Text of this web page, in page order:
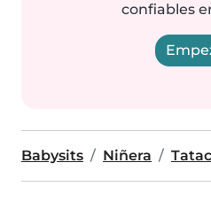
confiables
Babysits Niñera